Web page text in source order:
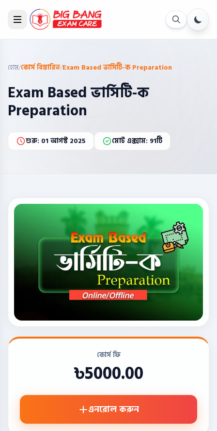
হোম/কোর্স বিস্তারিত/Exam Based ভার্সিটি-ক Preparation
Exam Based ভার্সিটি-ক
Preparation
শুরু: 01 আগস্ট 2025 মোট এক্সাম: 91টি
কোর্স ফি
৳5000.00
এনরোল করুন